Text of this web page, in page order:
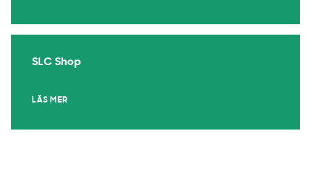
SLC Shop
LÄS MER